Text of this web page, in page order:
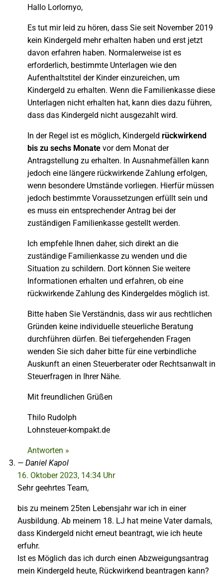
Hallo Lorlornyo,
Es tut mir leid zu hören, dass Sie seit November 2019
kein Kindergeld mehr erhalten haben und erst jetzt
davon erfahren haben. Normalerweise ist es
erforderlich, bestimmte Unterlagen wie den
Aufenthaltstitel der Kinder einzureichen, um
Kindergeld zu erhalten. Wenn die Familienkasse diese
Unterlagen nicht erhalten hat, kann dies dazu führen,
dass das Kindergeld nicht ausgezahlt wird.
In der Regel ist es möglich, Kindergeld rückwirkend
bis zu sechs Monate vor dem Monat der
Antragstellung zu erhalten. In Ausnahmefällen kann
jedoch eine längere rückwirkende Zahlung erfolgen,
wenn besondere Umstände vorliegen. Hierfür müssen
jedoch bestimmte Voraussetzungen erfüllt sein und
es muss ein entsprechender Antrag bei der
zuständigen Familienkasse gestellt werden.
Ich empfehle Ihnen daher, sich direkt an die
zuständige Familienkasse zu wenden und die
Situation zu schildern. Dort können Sie weitere
Informationen erhalten und erfahren, ob eine
rückwirkende Zahlung des Kindergeldes möglich ist.
Bitte haben Sie Verständnis, dass wir aus rechtlichen
Gründen keine individuelle steuerliche Beratung
durchführen dürfen. Bei tiefergehenden Fragen
wenden Sie sich daher bitte für eine verbindliche
Auskunft an einen Steuerberater oder Rechtsanwalt in
Steuerfragen in Ihrer Nähe.
Mit freundlichen Grüßen
Thilo Rudolph
Lohnsteuer-kompakt.de
Antworten »
Daniel Kapol
16. Oktober 2023, 14:34 Uhr
Sehr geehrtes Team,
bis zu meinem 25ten Lebensjahr war ich in einer
Ausbildung. Ab meinem 18. LJ hat meine Vater damals,
dass Kindergeld nicht erneut beantragt, wie ich heute
erfuhr.
Ist es Möglich das ich durch einen Abzweigungsantrag
mein Kindergeld heute, Rückwirkend beantragen kann?